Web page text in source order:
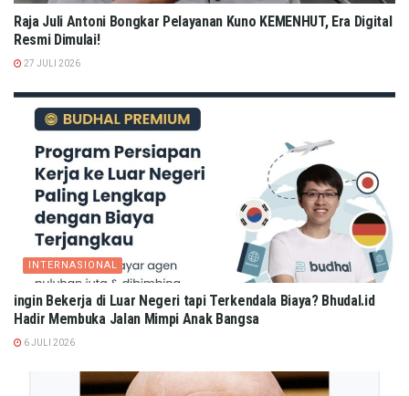
Raja Juli Antoni Bongkar Pelayanan Kuno KEMENHUT, Era Digital
Resmi Dimulai!
27 JULI 2026
INTERNASIONAL
ingin Bekerja di Luar Negeri tapi Terkendala Biaya? Bhudal.id
Hadir Membuka Jalan Mimpi Anak Bangsa
6 JULI 2026